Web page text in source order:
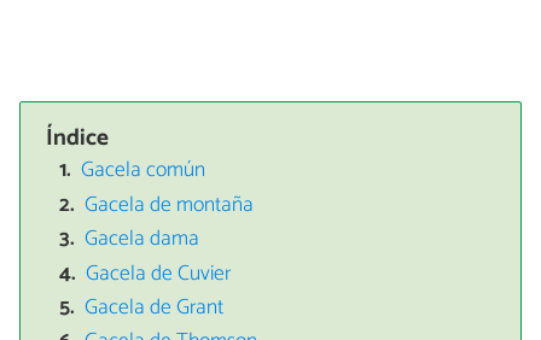
Índice
Gacela común
Gacela de montaña
Gacela dama
Gacela de Cuvier
Gacela de Grant